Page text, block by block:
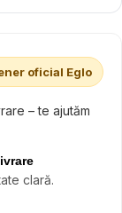
oficial Eglo
– te ajutăm
clară.